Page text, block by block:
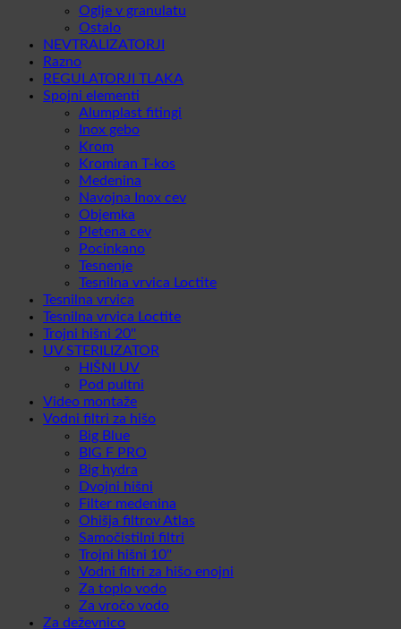
Oglje v granulatu
Ostalo
NEVTRALIZATORJI
Razno
REGULATORJI TLAKA
Spojni elementi
Alumplast fitingi
Inox gebo
Krom
Kromiran T-kos
Medenina
Navojna Inox cev
Objemka
Pletena cev
Pocinkano
Tesnenje
Tesnilna vrvica Loctite
Tesnilna vrvica
Tesnilna vrvica Loctite
Trojni hišni 20''
UV STERILIZATOR
HIŠNI UV
Pod pultni
Video montaže
Vodni filtri za hišo
Big Blue
BIG F PRO
Big hydra
Dvojni hišni
Filter medenina
Ohišja filtrov Atlas
Samočistilni filtri
Trojni hišni 10''
Vodni filtri za hišo enojni
Za toplo vodo
Za vročo vodo
Za deževnico